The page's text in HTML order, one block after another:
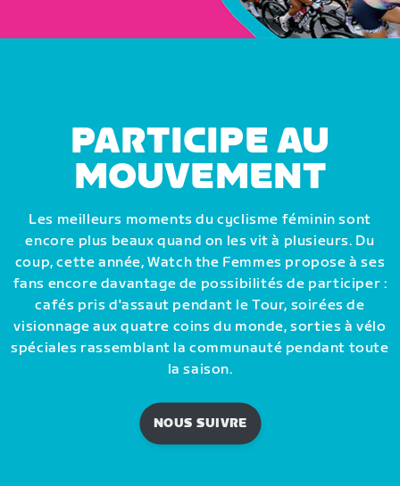
PARTICIPE AU
MOUVEMENT
Les meilleurs moments du cyclisme féminin sont
encore plus beaux quand on les vit à plusieurs. Du
coup, cette année, Watch the Femmes propose à ses
fans encore davantage de possibilités de participer :
cafés pris d'assaut pendant le Tour, soirées de
visionnage aux quatre coins du monde, sorties à vélo
spéciales rassemblant la communauté pendant toute
la saison.
NOUS SUIVRE